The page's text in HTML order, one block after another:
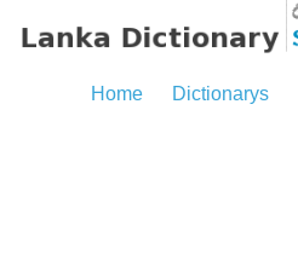
Home Dictionarys